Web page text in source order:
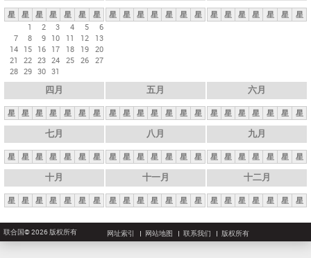
星 星 星 星 星 星
星
1
2 3 4 5
6
7
8 9 10 11 12
13
14 15 16 17 18 19 20
21
22 23 24 25 26 27
28 29 30 31
星 星 星 星 星 星 星 星 星 星 星 星 星 星
四月
星 星 星 星 星 星 星
五月
星 星 星 星 星 星 星
六月
星 星 星 星 星 星 星
七月
星 星 星 星 星 星 星
八月
星 星 星 星 星 星 星
九月
星 星 星 星 星 星 星
十月
星 星 星 星 星 星 星
十一月
星 星 星 星 星 星 星
十二月
星 星 星 星 星 星 星
联合国© 2026 版权所有 网址索引 网站地图 联系我们 版权所有